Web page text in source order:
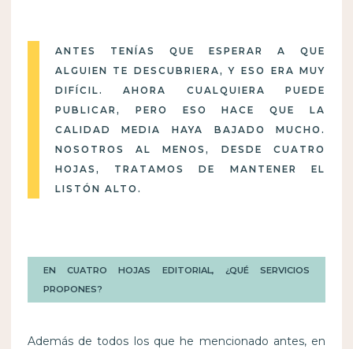
ANTES TENÍAS QUE ESPERAR A QUE
ALGUIEN TE DESCUBRIERA, Y ESO ERA MUY
DIFÍCIL. AHORA CUALQUIERA PUEDE
PUBLICAR, PERO ESO HACE QUE LA
CALIDAD MEDIA HAYA BAJADO MUCHO.
NOSOTROS AL MENOS, DESDE CUATRO
HOJAS, TRATAMOS DE MANTENER EL
LISTÓN ALTO.
EN CUATRO HOJAS EDITORIAL, ¿QUÉ SERVICIOS
PROPONES?
Además de todos los que he mencionado antes, en